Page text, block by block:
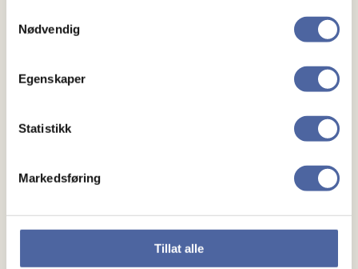
Nødvendig
Egenskaper
Statistikk
Markedsføring
Tillat alle
Om MS